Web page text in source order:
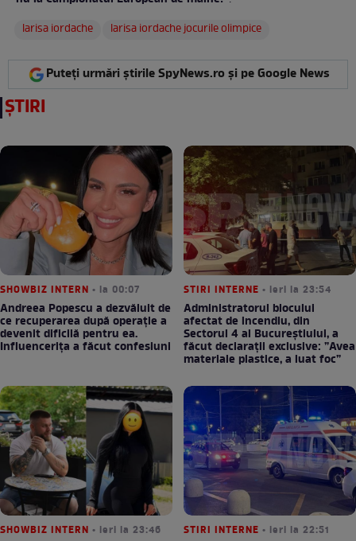
larisa iordache
larisa iordache jocurile olimpice
Puteți urmări știrile SpyNews.ro și pe Google News
ȘTIRI
SHOWBIZ INTERN • la 00:07
Andreea Popescu a dezvăluit de
ce recuperarea după operație a
devenit dificilă pentru ea.
Influencerița a făcut confesiuni
STIRI INTERNE • ieri la 23:54
Administratorul blocului
afectat de incendiu, din
Sectorul 4 al Bucureștiului, a
făcut declarații exclusive: ”Avea
materiale plastice, a luat foc”
SHOWBIZ INTERN • ieri la 23:46 STIRI INTERNE • ieri la 22:51